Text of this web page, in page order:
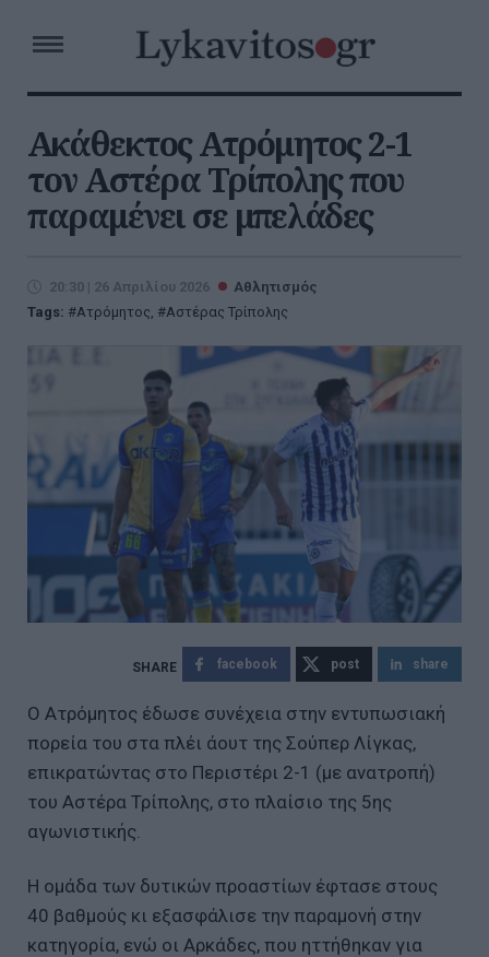
Ακάθεκτος Ατρόμητος 2-1
τον Αστέρα Τρίπολης που
παραμένει σε μπελάδες
20:30 | 26 Απριλίου 2026
Αθλητισμός
Tags:
Ατρόμητος, Αστέρας Τρίπολης
facebook post share
Ο Ατρόμητος έδωσε συνέχεια στην εντυπωσιακή
πορεία του στα πλέι άουτ της Σούπερ Λίγκας,
επικρατώντας στο Περιστέρι 2-1 (με ανατροπή)
του Αστέρα Τρίπολης, στο πλαίσιο της 5ης
αγωνιστικής.
Η ομάδα των δυτικών προαστίων έφτασε στους
40 βαθμούς κι εξασφάλισε την παραμονή στην
κατηγορία, ενώ οι Αρκάδες, που ηττήθηκαν για